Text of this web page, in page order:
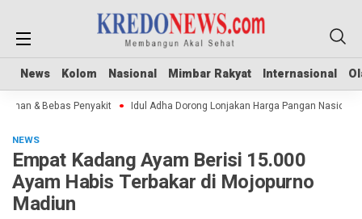
News Kolom Nasional Mimbar Rakyat Internasional
News Kolom Nasional Mimbar Rakyat Internasional
& Bebas Penyakit Idul Adha Dorong Lonjakan Harga Pangan Nasional
NEWS
Empat Kadang Ayam Berisi 15.000
Ayam Habis Terbakar di Mojopurno
Madiun